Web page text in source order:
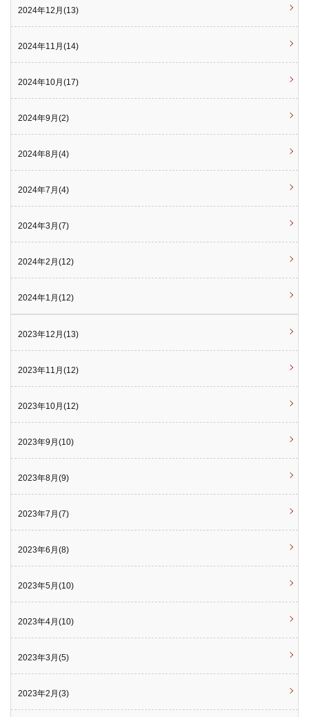
2024年12月(13)
2024年11月(14)
2024年10月(17)
2024年9月(2)
2024年8月(4)
2024年7月(4)
2024年3月(7)
2024年2月(12)
2024年1月(12)
2023年12月(13)
2023年11月(12)
2023年10月(12)
2023年9月(10)
2023年8月(9)
2023年7月(7)
2023年6月(8)
2023年5月(10)
2023年4月(10)
2023年3月(5)
2023年2月(3)